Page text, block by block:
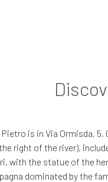
вам автомобиль
и
YOU ARE
МОИХ
is in Via Ormisda,
right of the river),
with the statue of the
dominated by the